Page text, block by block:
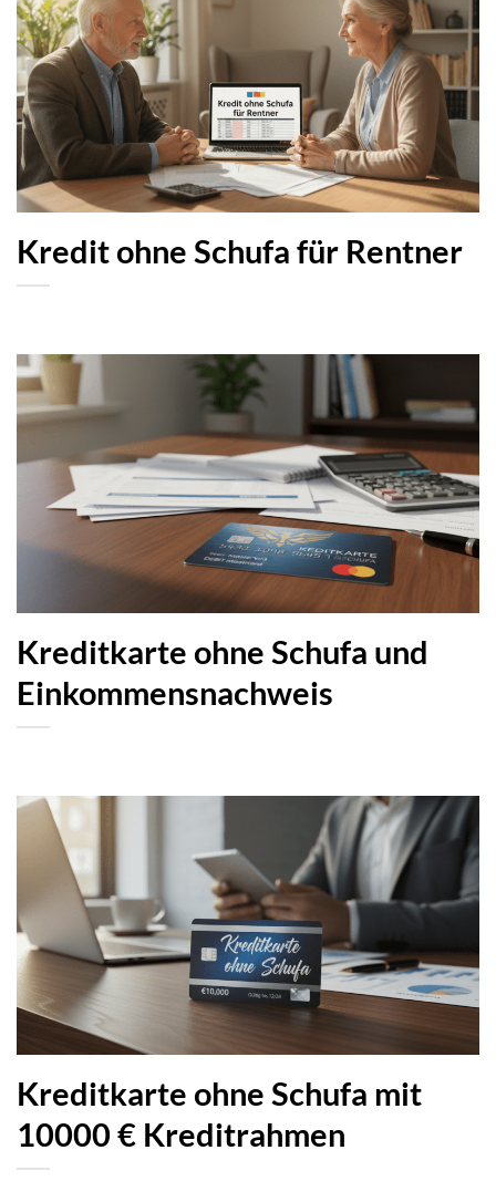
Kredit ohne Schufa für Rentner
Kreditkarte ohne Schufa und
Einkommensnachweis
Kreditkarte ohne Schufa mit
10000 € Kreditrahmen